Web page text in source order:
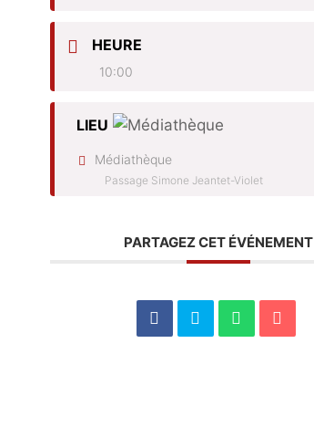
HEURE
10:00
LIEU
Médiathèque
Passage Simone Jeantet-Violet
PARTAGEZ CET ÉVÉNEMENT